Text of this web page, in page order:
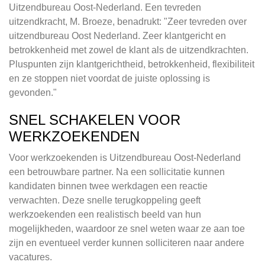
Uitzendbureau Oost-Nederland. Een tevreden
uitzendkracht, M. Broeze, benadrukt: "Zeer tevreden over
uitzendbureau Oost Nederland. Zeer klantgericht en
betrokkenheid met zowel de klant als de uitzendkrachten.
Pluspunten zijn klantgerichtheid, betrokkenheid, flexibiliteit
en ze stoppen niet voordat de juiste oplossing is
gevonden."
SNEL SCHAKELEN VOOR
WERKZOEKENDEN
Voor werkzoekenden is Uitzendbureau Oost-Nederland
een betrouwbare partner. Na een sollicitatie kunnen
kandidaten binnen twee werkdagen een reactie
verwachten. Deze snelle terugkoppeling geeft
werkzoekenden een realistisch beeld van hun
mogelijkheden, waardoor ze snel weten waar ze aan toe
zijn en eventueel verder kunnen solliciteren naar andere
vacatures.